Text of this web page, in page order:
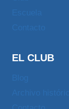
EL CLUB